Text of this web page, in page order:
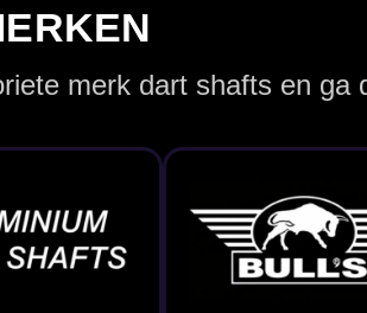
SHAFTS
lengtes, materialen en